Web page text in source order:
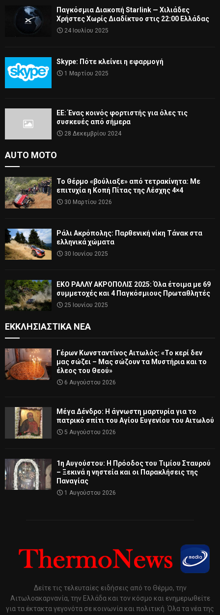
Παγκόσμια Διακοπή Starlink — Χιλιάδες
Χρήστες Χωρίς Διαδίκτυο στις 22:00 Ελλάδας
24 Ιουλίου 2025
Skype: Πότε κλείνει η εφαρμογή
1 Μαρτίου 2025
ΕΕ: Ένας κοινός φορτιστής για όλες τις
συσκευές από σήμερα
28 Δεκεμβρίου 2024
AUTO MOTO
Το Θέρμο «βούλιαξε» από τετρακίνητα: Με
επιτυχία η Κοπή Πίτας της Λέσχης 4×4
30 Μαρτίου 2026
Ράλι Ακρόπολης: Παρθενική νίκη Τάνακ στα
ελληνικά χώματα
30 Ιουνίου 2025
ΕΚΟ ΡΑΛΛΥ ΑΚΡΟΠΟΛΙΣ 2025: Όλα έτοιμα με 69
συμμετοχές και 4 Παγκόσμιους Πρωταθλητές
25 Ιουνίου 2025
ΕΚΚΛΗΣΙΑΣΤΙΚΆ ΝΈΑ
Γέρων Κωνσταντίνος Αιτωλός: «Το κερί δεν
μας σώζει – Μας σώζουν τα Μυστήρια και το
έλεος του Θεού»
6 Αυγούστου 2026
Μέγα Δένδρο: Η άγνωστη μαρτυρία για το
πατρικό σπίτι του Αγίου Ευγενίου του Αιτωλού
5 Αυγούστου 2026
1η Αυγούστου: Η Πρόοδος του Τιμίου Σταυρού
– Ξεκινά η νηστεία και οι Παρακλήσεις της
Παναγίας
1 Αυγούστου 2026
Δείτε τις τελευταίες ειδήσεις από το Θέρμο, την
Αιτωλοακαρνανία, την Ελλάδα και τον κόσμο και ενημερωθείτε
για τα έκτακτα γεγονότα σε κοινωνία και πολιτική. Όλα τα νέα της